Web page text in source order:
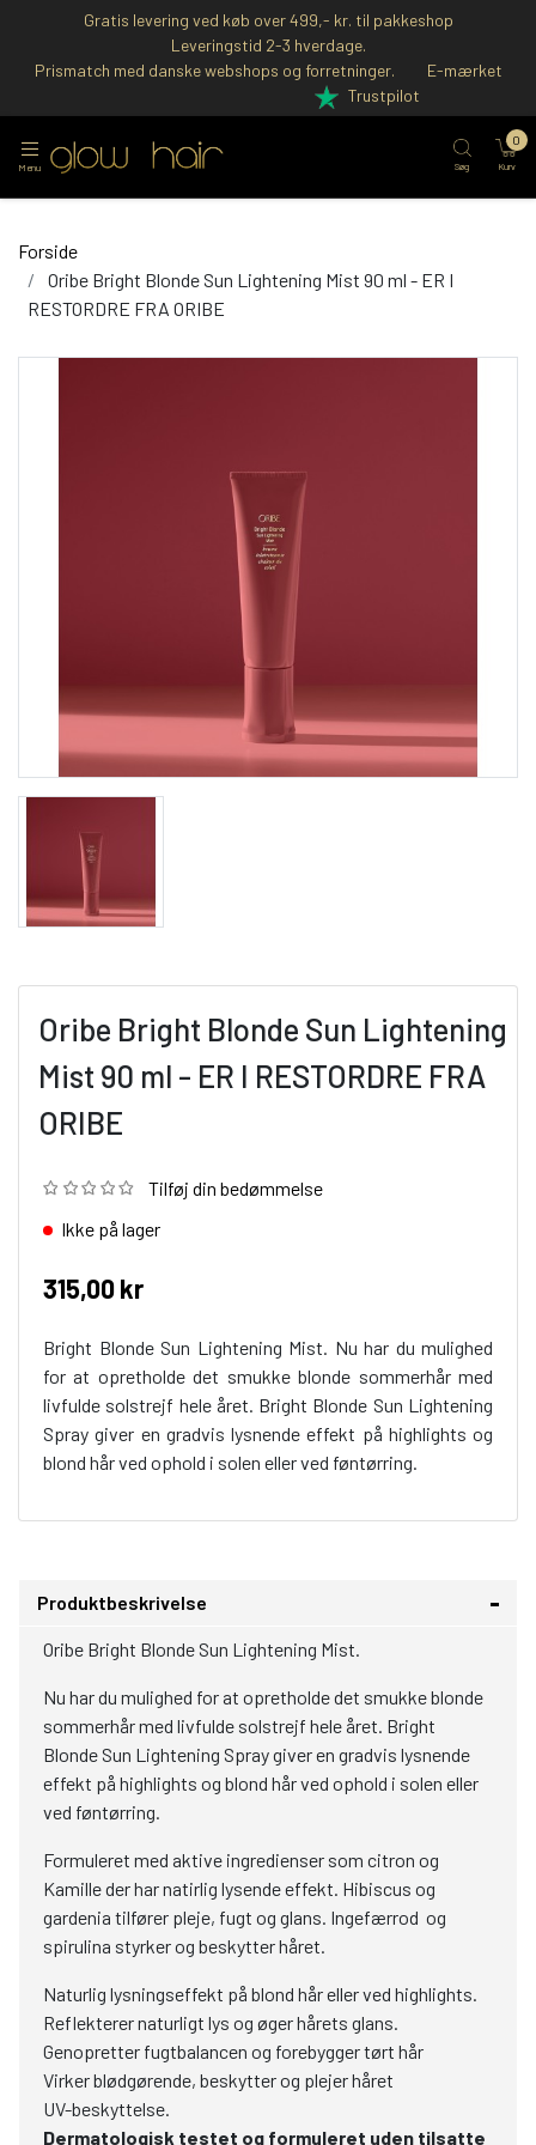
Gratis levering ved køb over 499,- kr. til pakkeshop
Leveringstid 2-3 hverdage.
Prismatch med danske webshops og forretninger.
E-mærket
Trustpilot
Menu Søg Kurv
0
Forside
Oribe Bright Blonde Sun Lightening Mist 90 ml - ER I
RESTORDRE FRA ORIBE
Oribe Bright Blonde Sun Lightening
Mist 90 ml - ER I RESTORDRE FRA
ORIBE
Tilføj din bedømmelse
Ikke på lager
315,00 kr
Bright Blonde Sun Lightening Mist. Nu har du mulighed
for at opretholde det smukke blonde sommerhår med
livfulde solstrejf hele året. Bright Blonde Sun Lightening
Spray giver en gradvis lysnende effekt på highlights og
blond hår ved ophold i solen eller ved føntørring.
Produktbeskrivelse
Oribe Bright Blonde Sun Lightening Mist.
Nu har du mulighed for at opretholde det smukke blonde
sommerhår med livfulde solstrejf hele året. Bright
Blonde Sun Lightening Spray giver en gradvis lysnende
effekt på highlights og blond hår ved ophold i solen eller
ved føntørring.
Formuleret med aktive ingredienser som citron og
Kamille der har natirlig lysende effekt. Hibiscus og
gardenia tilfører pleje, fugt og glans. Ingefærrod og
spirulina styrker og beskytter håret.
Naturlig lysningseffekt på blond hår eller ved highlights.
Reflekterer naturligt lys og øger hårets glans.
Genopretter fugtbalancen og forebygger tørt hår
Virker blødgørende, beskytter og plejer håret
UV-beskyttelse.
Dermatologisk testet og formuleret uden tilsatte